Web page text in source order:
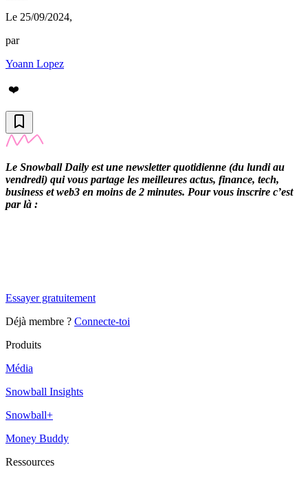
Le 25/09/2024,
par
Yoann Lopez
❤️
Le Snowball Daily est une newsletter quotidienne (du lundi au
vendredi) qui vous partage les meilleures actus, finance, tech,
business et web3 en moins de 2 minutes. Pour vous inscrire c’est
par là :
Essayer gratuitement
Déjà membre ? Connecte-toi
Produits
Média
Snowball Insights
Snowball+
Money Buddy
Ressources